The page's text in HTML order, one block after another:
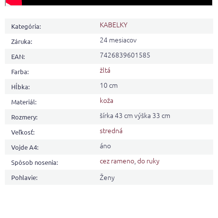
Kategória: KABELKY
Záruka: 24 mesiacov
EAN: 7426839601585
Farba: žltá
Hĺbka: 10 cm
Materiál: koža
Rozmery: šírka 43 cm výška 33 cm
Veľkosť: stredná
Vojde A4: áno
Spôsob nosenia: cez rameno do ruky
Pohlavie: Ženy